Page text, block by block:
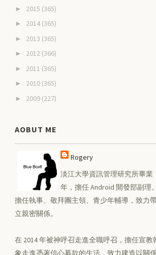
► 2015 (365)
► 2014 (365)
► 2013 (365)
► 2012 (366)
► 2011 (365)
► 2010 (365)
► 2009 (227)
AOBUT ME
Rogery
淡江大學資訊管理研究所畢業
年，擔任 Android 開發部副理
擔任執事、敬拜團主領、青少年輔導，致力
立親密關係。
在 2014 年被神呼召走進全職呼召，擔任宣
象走進憑著信心募款的生活，致力建造以關